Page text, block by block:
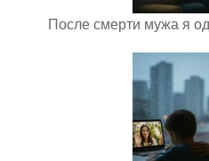
После смерти мужа я